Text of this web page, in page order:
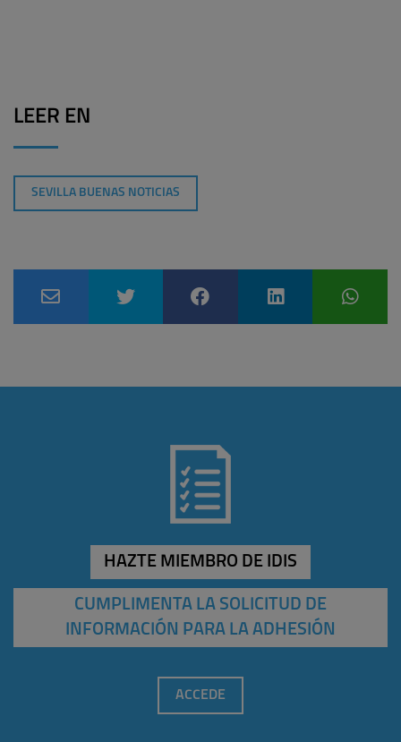
LEER EN
SEVILLA BUENAS NOTICIAS
HAZTE MIEMBRO DE IDIS
CUMPLIMENTA LA SOLICITUD DE
INFORMACIÓN PARA LA ADHESIÓN
ACCEDE